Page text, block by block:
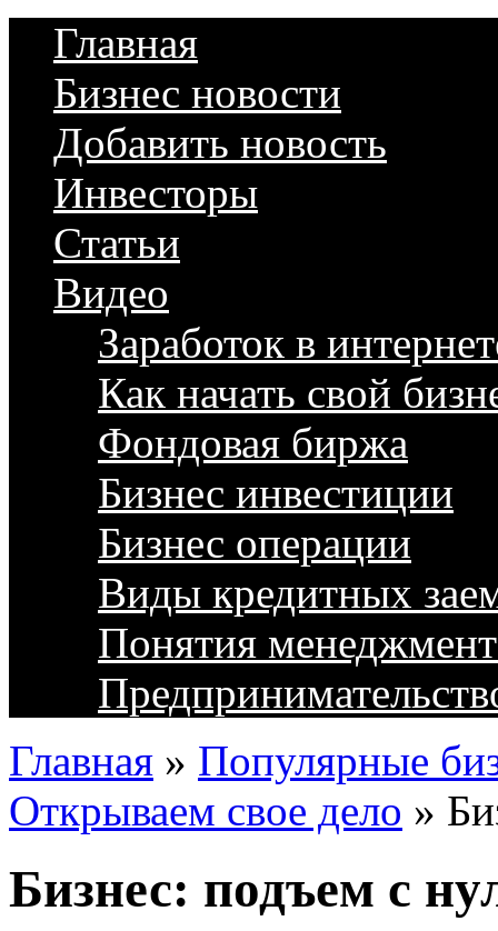
Главная
Бизнес новости
Добавить новость
Инвесторы
Статьи
Видео
Заработок в
Как начать свой
Фондовая биржа
Бизнес инвестиции
Бизнес операции
Виды кредитных
Понятия
Главная » Популярные
Открываем свое дело »
Бизнес: подъем с